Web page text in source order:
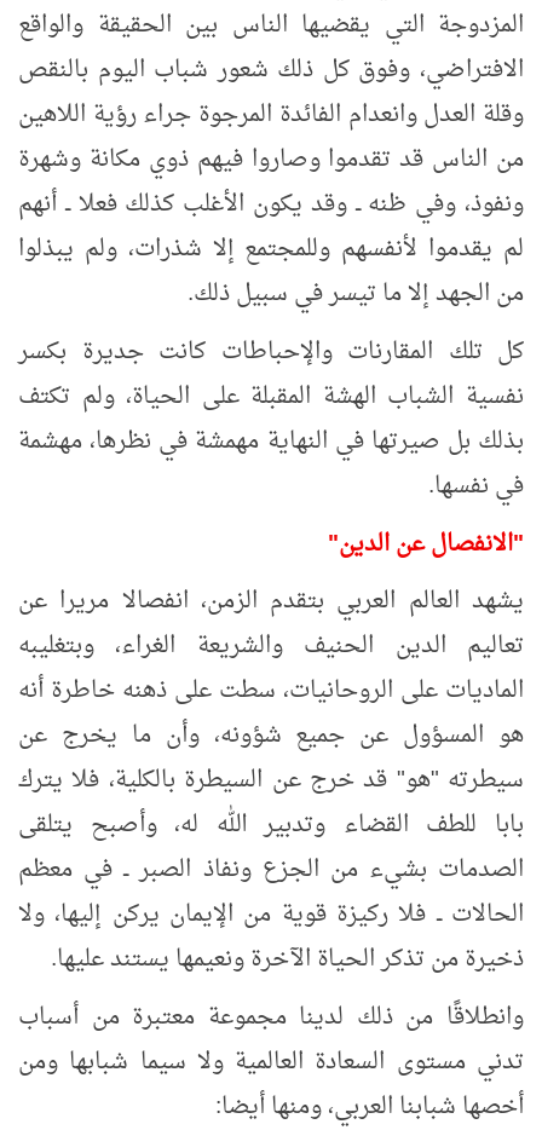
المزدوجة التي يقضيها الناس بين الحقيقة والواقع
الافتراضي، وفوق كل ذلك شعور شباب اليوم بالنقص
وقلة العدل وانعدام الفائدة المرجوة جراء رؤية اللاهين
من الناس قد تقدموا وصاروا فيهم ذوي مكانة وشهرة
ونفوذ، وفي ظنه ــ وقد يكون الأغلب كذلك فعلا ــ أنهم
لم يقدموا لأنفسهم وللمجتمع إلا شذرات، ولم يبذلوا
من الجهد إلا ما تيسر في سبيل ذلك.
كل تلك المقارنات والإحباطات كانت جديرة بكسر
نفسية الشباب الهشة المقبلة على الحياة، ولم تكتف
بذلك بل صيرتها في النهاية مهمشة في نظرها، مهشمة
في نفسها.
"الانفصال عن الدين"
يشهد العالم العربي بتقدم الزمن، انفصالا مريرا عن
تعاليم الدين الحنيف والشريعة الغراء، وبتغليبه
الماديات على الروحانيات، سطت على ذهنه خاطرة أنه
هو المسؤول عن جميع شؤونه، وأن ما يخرج عن
سيطرته "هو" قد خرج عن السيطرة بالكلية، فلا يترك
بابا للطف القضاء وتدبير الله له، وأصبح يتلقى
الصدمات بشيء من الجزع ونفاذ الصبر ــ في معظم
الحالات ــ فلا ركيزة قوية من الإيمان يركن إليها، ولا
ذخيرة من تذكر الحياة الآخرة ونعيمها يستند عليها.
وانطلاقًا من ذلك لدينا مجموعة معتبرة من أسباب
تدني مستوى السعادة العالمية ولا سيما شبابها ومن
أخصها شبابنا العربي، ومنها أيضا: